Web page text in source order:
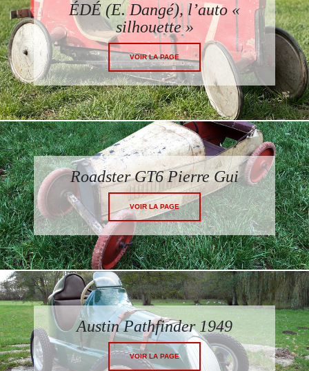
ÉDÉ (E. Dangé), l’auto «
silhouette »
VOIR LA PAGE
Roadster GT6 Pierre Gui
VOIR LA PAGE
Austin Pathfinder 1949
VOIR LA PAGE